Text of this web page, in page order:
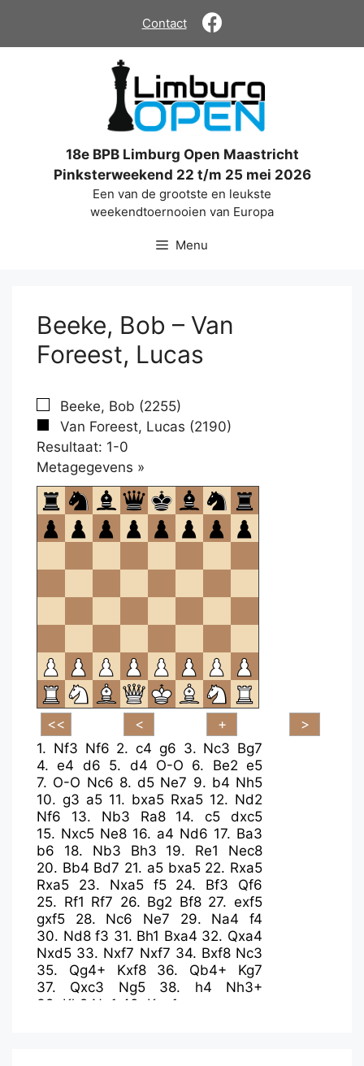
de
Contact
18e BPB Limburg Open Maastricht
Pinksterweekend 22 t/m 25 mei 2026
Een van de grootste en leukste
weekendtoernooien van Europa
Menu
Beeke, Bob – Van
Foreest, Lucas
Beeke, Bob (2255)
Van Foreest, Lucas (2190)
Resultaat: 1-0
Metagegevens »
om
te
openen.
1. Nf3 Nf6 2. c4 g6 3. Nc3 Bg7
4.e4 d6 5. d4 O-O 6. Be2 e5
7. O-O Nc6 8. d5 Ne7 9. b4 Nh5
10. g3 a5 11. bxa5 Rxa5 12. Nd2
Nf6
13. Nb3 Ra8 14.c5
dxc5
15. Nxc5 Ne8 16. a4 Nd6 17. Ba3
b6
18. Nb3 Bh3 19. Re1
Nec8
20. Bb4 Bd7 21. a5 bxa5 22. Rxa5
Rxa5
23. Nxa5 f5 24. Bf3
Qf6
25. Rf1 Rf7 26. Bg2 Bf8 27.exf5
gxf5
28. Nc6 Ne7 29. Na4
f4
30. Nd8 f3 31. Bh1 Bxa4 32. Qxa4
Nxd5 33. Nxf7 Nxf7 34. Bxf8 Nc3
35. Qg4+ Kxf8 36. Qb4+
Kg7
37. Qxc3 Ng5 38. h4
Nh3+
39. Kh2 Ng1 40. Kxg1